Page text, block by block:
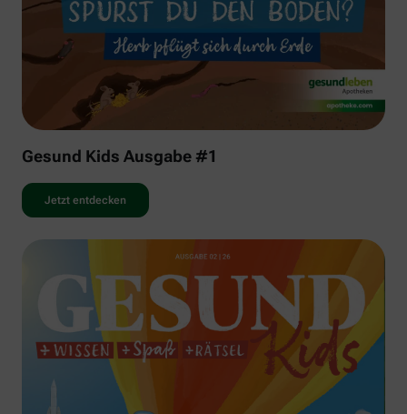
Gesund Kids Ausgabe #1
Jetzt entdecken